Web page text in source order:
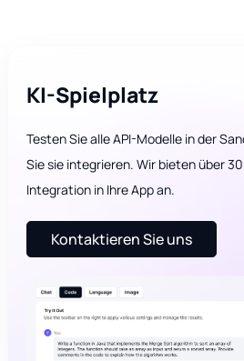
KI-Spielplatz
Testen Sie alle API-Modelle in der
Sie sie integrieren. Wir bieten über
Integration in Ihre App an.
Kontaktieren Sie uns